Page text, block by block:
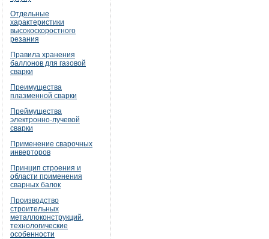
Отдельные
характеристики
высокоскоростного
резания
Правила хранения
баллонов для газовой
сварки
Преимущества
плазменной сварки
Преймущества
электронно-лучевой
сварки
Применение сварочных
инверторов
Принцип строения и
области применения
сварных балок
Производство
строительных
металлоконструкций,
технологические
особенности